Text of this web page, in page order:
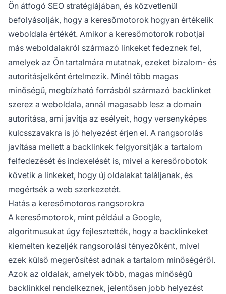
Ön átfogó SEO stratégiájában, és közvetlenül
befolyásolják, hogy a keresőmotorok hogyan értékelik
weboldala értékét. Amikor a keresőmotorok robotjai
más weboldalakról származó linkeket fedeznek fel,
amelyek az Ön tartalmára mutatnak, ezeket bizalom- és
autoritásjelként értelmezik. Minél több magas
minőségű, megbízható forrásból származó backlinket
szerez a weboldala, annál magasabb lesz a domain
autoritása, ami javítja az esélyeit, hogy versenyképes
kulcsszavakra is jó helyezést érjen el. A rangsorolás
javítása mellett a backlinkek felgyorsítják a tartalom
felfedezését és indexelését is, mivel a keresőrobotok
követik a linkeket, hogy új oldalakat találjanak, és
megértsék a web szerkezetét.
Hatás a keresőmotoros rangsorokra
A keresőmotorok, mint például a Google,
algoritmusukat úgy fejlesztették, hogy a backlinkeket
kiemelten kezeljék rangsorolási tényezőként, mivel
ezek külső megerősítést adnak a tartalom minőségéről.
Azok az oldalak, amelyek több, magas minőségű
backlinkkel rendelkeznek, jelentősen jobb helyezést